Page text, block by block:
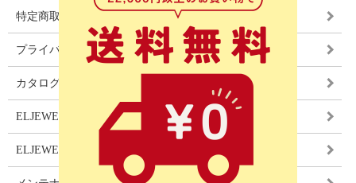
特定商取引法に基づく表記
プライバシーポリシー
カタログ
ELJEWEL LIGHITNG
ELJEWEL カーテン